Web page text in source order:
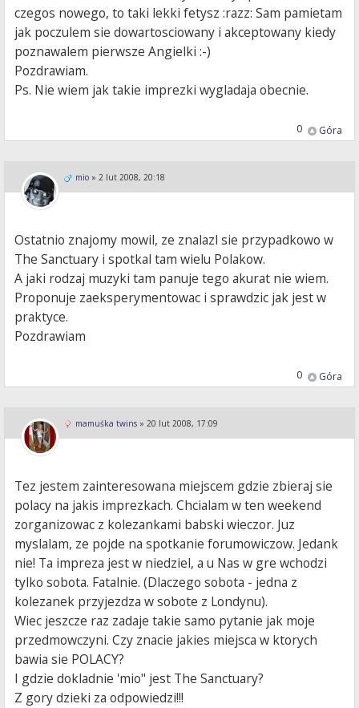
czegos nowego, to taki lekki fetysz :razz: Sam pamietam
jak poczulem sie dowartosciowany i akceptowany kiedy
poznawalem pierwsze Angielki :-)
Pozdrawiam.
Ps. Nie wiem jak takie imprezki wygladaja obecnie.
Góra
0
mio » 2 lut 2008, 20:18
Ostatnio znajomy mowil, ze znalazl sie przypadkowo w
The Sanctuary i spotkal tam wielu Polakow.
A jaki rodzaj muzyki tam panuje tego akurat nie wiem.
Proponuje zaeksperymentowac i sprawdzic jak jest w
praktyce.
Pozdrawiam
Góra
0
mamuśka twins » 20 lut 2008, 17:09
Tez jestem zainteresowana miejscem gdzie zbieraj sie
polacy na jakis imprezkach. Chcialam w ten weekend
zorganizowac z kolezankami babski wieczor. Juz
myslalam, ze pojde na spotkanie forumowiczow. Jedank
nie! Ta impreza jest w niedziel, a u Nas w gre wchodzi
tylko sobota. Fatalnie. (Dlaczego sobota - jedna z
kolezanek przyjezdza w sobote z Londynu).
Wiec jeszcze raz zadaje takie samo pytanie jak moje
przedmowczyni. Czy znacie jakies miejsca w ktorych
bawia sie POLACY?
I gdzie dokladnie 'mio" jest The Sanctuary?
Z gory dzieki za odpowiedzi!!!